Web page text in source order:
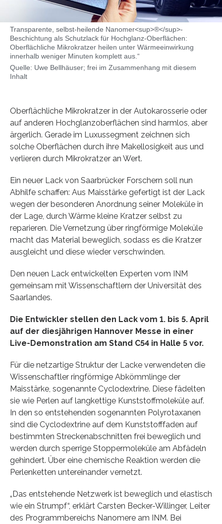
Transparente, selbst-heilende Nanomer<sup>®</sup>-
Beschichtung als Schutzlack für Hochglanz-Oberflächen:
Oberflächliche Mikrokratzer heilen unter Wärmeeinwirkung
innerhalb weniger Minuten komplett aus.“
Quelle: Uwe Bellhäuser; frei im Zusammenhang mit diesem
Inhalt
Oberflächliche Mikrokratzer in der Autokarosserie oder
auf anderen Hochglanzoberflächen sind harmlos, aber
ärgerlich. Gerade im Luxussegment zeichnen sich
solche Oberflächen durch ihre Makellosigkeit aus und
verlieren durch Mikrokratzer an Wert.
Ein neuer Lack von Saarbrücker Forschern soll nun
Abhilfe schaffen: Aus Maisstärke gefertigt ist der Lack
wegen der besonderen Anordnung seiner Moleküle in
der Lage, durch Wärme kleine Kratzer selbst zu
reparieren. Die Vernetzung über ringförmige Moleküle
macht das Material beweglich, sodass es die Kratzer
ausgleicht und diese wieder verschwinden.
Den neuen Lack entwickelten Experten vom INM
gemeinsam mit Wissenschaftlern der Universität des
Saarlandes.
Die Entwickler stellen den Lack vom 1. bis 5. April
auf der diesjährigen Hannover Messe in einer
Live-Demonstration am Stand C54 in Halle 5 vor.
Für die netzartige Struktur der Lacke verwendeten die
Wissenschaftler ringförmige Abkömmlinge der
Maisstärke, sogenannte Cyclodextrine. Diese fädelten
sie wie Perlen auf langkettige Kunststoffmoleküle auf.
In den so entstehenden sogenannten Polyrotaxanen
sind die Cyclodextrine auf dem Kunststofffaden auf
bestimmten Streckenabschnitten frei beweglich und
werden durch sperrige Stoppermoleküle am Abfädeln
gehindert. Über eine chemische Reaktion werden die
Perlenketten untereinander vernetzt.
„Das entstehende Netzwerk ist beweglich und elastisch
wie ein Strumpf“, erklärt Carsten Becker-Willinger, Leiter
des Programmbereichs Nanomere am INM. Bei